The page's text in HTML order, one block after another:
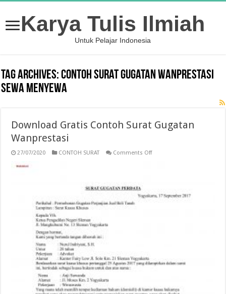
Karya Tulis Ilmiah
Untuk Pelajar Indonesia
Tag Archives:contoh surat gugatan wanprestasi
sewa menyewa
Download Gratis Contoh Surat Gugatan
Wanprestasi
27/07/2020 CONTOH SURAT Comments Offon